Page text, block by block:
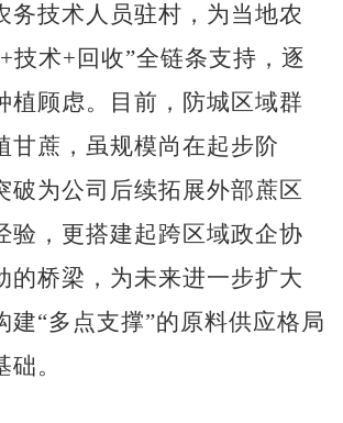
务技术人员驻村，为当地农
技术+回收”全链条支持，逐
植顾虑。目前，防城区域群
甘蔗，虽规模尚在起步阶
破为公司后续拓展外部蔗区
验，更搭建起跨区域政企协
的桥梁，为未来进一步扩大
建“多点支撑”的原料供应格局
。